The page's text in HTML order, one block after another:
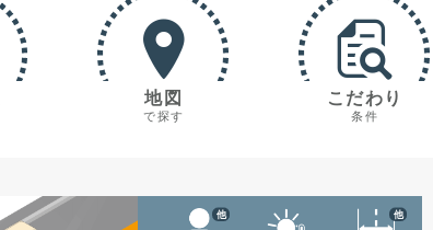
地図
で探す
こだわり
条件
他 他